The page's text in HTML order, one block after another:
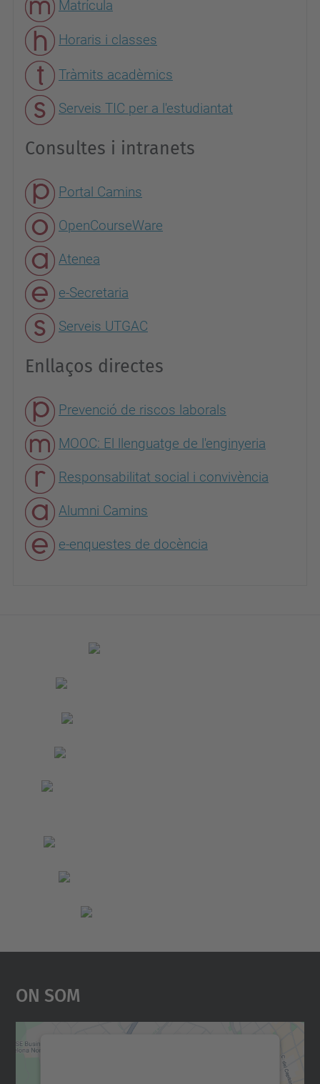
Matrícula
Horaris i classes
Tràmits acadèmics
Serveis TIC per a l'estudiantat
Consultes i intranets
Portal Camins
OpenCourseWare
Atenea
e-Secretaria
Serveis UTGAC
Enllaços directes
Prevenció de riscos laborals
MOOC: El llenguatge de l'enginyeria
Responsabilitat social i convivència
Alumni Camins
e-enquestes de docència
On Som